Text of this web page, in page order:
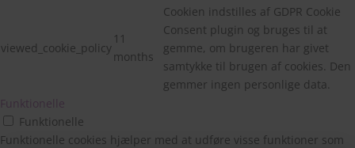
viewed_cookie_policy
11
months
Cookien indstilles af GDPR Cookie
Consent plugin og bruges til at
gemme, om brugeren har givet
samtykke til brugen af cookies. Den
gemmer ingen personlige data.
Funktionelle
Funktionelle
Funktionelle cookies hjælper med at udføre visse funktioner som